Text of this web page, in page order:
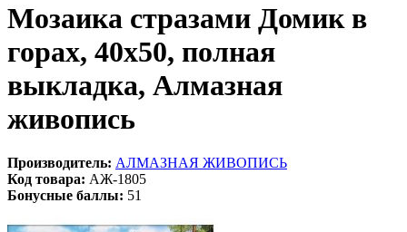
Мозаика стразами Домик в
горах, 40x50, полная
выкладка, Алмазная
живопись
Производитель: АЛМАЗНАЯ ЖИВОПИСЬ
Код товара: АЖ-1805
Бонусные баллы: 51